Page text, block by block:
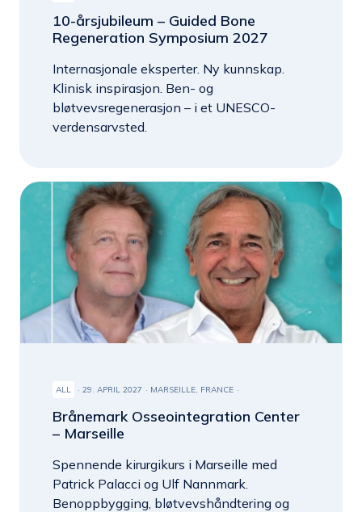
10-årsjubileum – Guided Bone
Regeneration Symposium 2027
Internasjonale eksperter. Ny kunnskap.
Klinisk inspirasjon. Ben- og
bløtvevsregenerasjon – i et UNESCO-
verdensarvsted.
ALL 29. APRIL 2027 MARSEILLE, FRANCE
Brånemark Osseointegration Center
– Marseille
Spennende kirurgikurs i Marseille med
Patrick Palacci og Ulf Nannmark.
Benoppbygging, bløtvevshåndtering og